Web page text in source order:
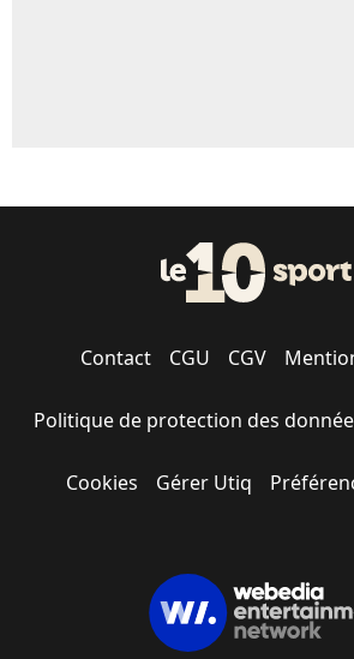
Contact CGU CGV
Politique de protection des
Cookies Gérer Utiq